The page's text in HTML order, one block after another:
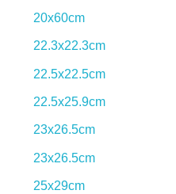
20x60cm
22.3x22.3cm
22.5x22.5cm
22.5x25.9cm
23x26.5cm
23x26.5cm
25x29cm